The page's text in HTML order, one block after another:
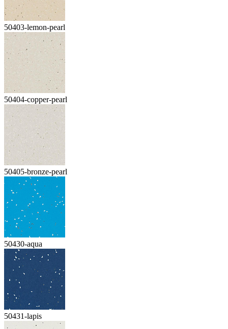
50403-lemon-pearl
50404-copper-pearl
50405-bronze-pearl
50430-aqua
50431-lapis